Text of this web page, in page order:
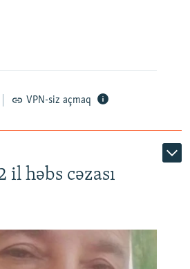
VPN-siz açmaq
il həbs cəzası